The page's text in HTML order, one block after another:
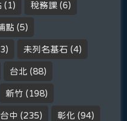
(1) 稅務課 (6)
點 (5)
未列名基石 (4)
台北 (88)
新竹 (198)
台中 (235) 彰化 (94)